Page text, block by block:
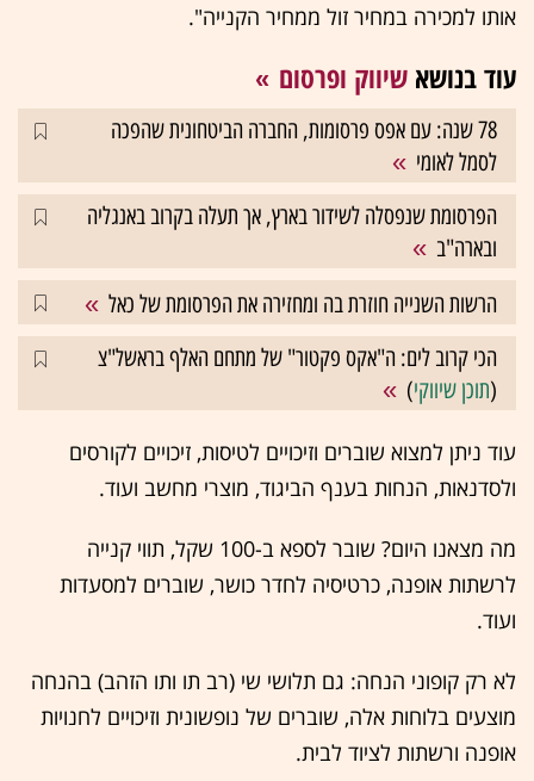
אותו למכירה במחיר זול ממחיר הקנייה".
עוד בנושא שיווק ופרסום
78 שנה: עם אפס פרסומות, החברה הביטחונית שהפכה
לסמל לאומי
הפרסומת שנפסלה לשידור בארץ, אך תעלה בקרוב באנגליה
ובארה"ב
הרשות השנייה חוזרת בה ומחזירה את הפרסומת של כאל
הכי קרוב לים: ה"אקס פקטור" של מתחם האלף בראשל"צ
(תוכן שיווקי)
עוד ניתן למצוא שוברים וזיכויים לטיסות, זיכויים לקורסים
ולסדנאות, הנחות בענף הביגוד, מוצרי מחשב ועוד.
מה מצאנו היום? שובר לספא ב-100 שקל, תווי קנייה
לרשתות אופנה, כרטיסיה לחדר כושר, שוברים למסעדות
ועוד.
לא רק קופוני הנחה: גם תלושי שי (רב תו ותו הזהב) בהנחה
מוצעים בלוחות אלה, שוברים של נופשונית וזיכויים לחנויות
אופנה ורשתות לציוד לבית.